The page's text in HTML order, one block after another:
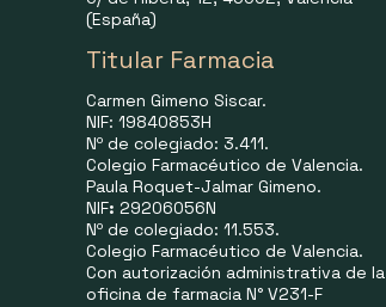
(España)
Titular Farmacia
Carmen Gimeno Siscar.
NIF: 19840853H
Nº de colegiado: 3.411.
Colegio Farmacéutico de Valencia.
Paula Roquet-Jalmar Gimeno.
NIF: 29206056N
Nº de colegiado: 11.553.
Colegio Farmacéutico de Valencia.
Con autorización administrativa de la
oficina de farmacia N° V231-F